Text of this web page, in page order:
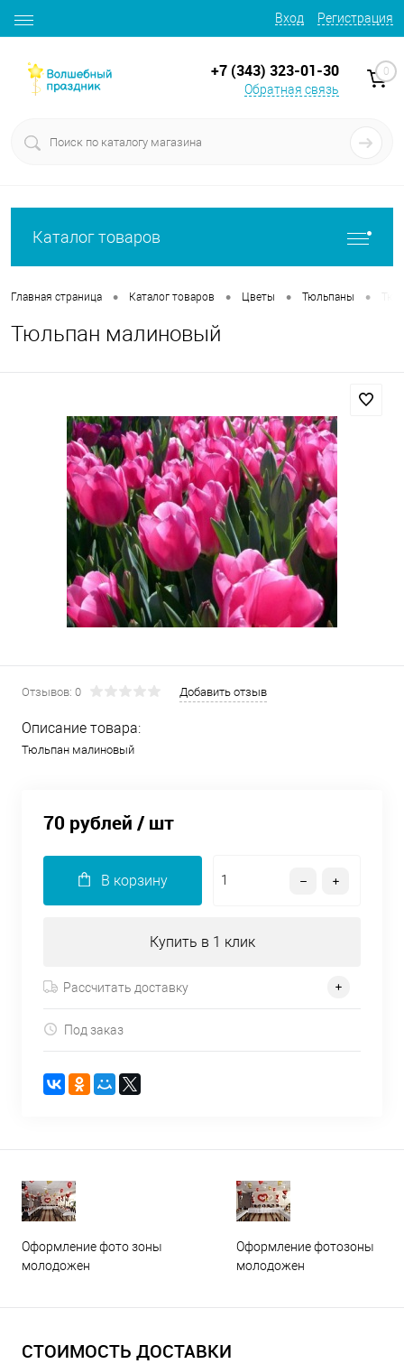
Вход Регистрация
+7 (343) 323-01-30
Обратная связь
0
Каталог товаров
Главная страница • Каталог товаров • Цветы • Тюльпаны •
Тюльпан малиновый
Отзывов: 0 Добавить отзыв
Описание товара:
Тюльпан малиновый
70 рублей / шт
В корзину
Купить в 1 клик
Рассчитать доставку
Под заказ
Оформление фото зоны
молодожен
Оформление фотозоны
молодожен
СТОИМОСТЬ ДОСТАВКИ